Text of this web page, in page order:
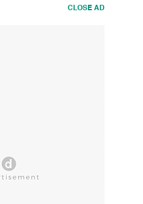
CLOSE AD